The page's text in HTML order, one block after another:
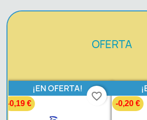
OFERTA
¡EN OFERTA!
-0,20 €
favorite_border
-0,20 €